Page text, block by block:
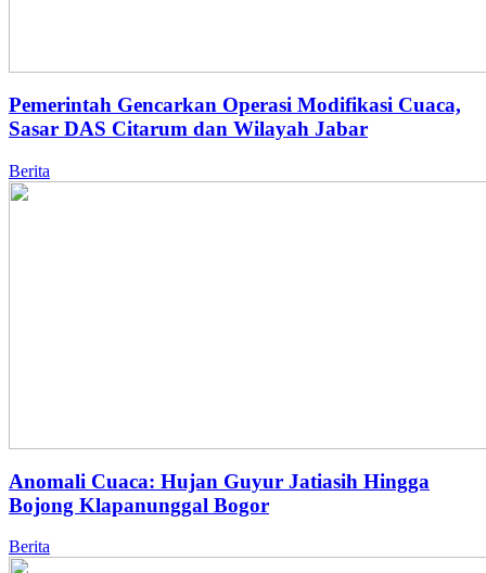
Pemerintah Gencarkan Operasi Modifikasi Cuaca,
Sasar DAS Citarum dan Wilayah Jabar
Berita
Anomali Cuaca: Hujan Guyur Jatiasih Hingga
Bojong Klapanunggal Bogor
Berita